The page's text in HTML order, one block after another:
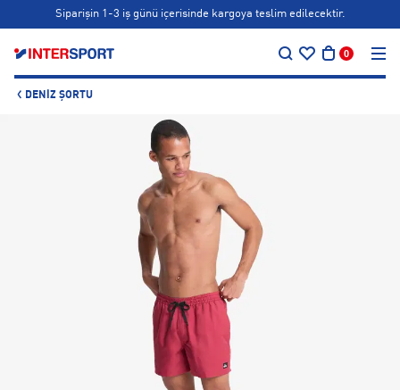
Siparişin 1-3 iş günü içerisinde kargoya teslim edilecektir.
Bonus kartlara özel vade farksız taksit seçenekleri!
0
DENIZ ŞORTU